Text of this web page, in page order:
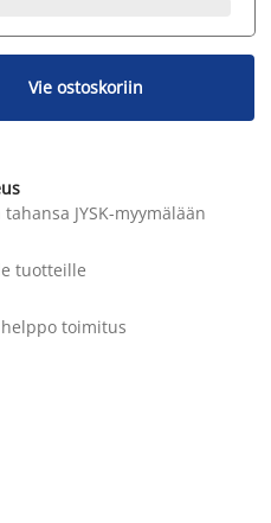
Vie ostoskoriin
JYSK-myymälään
tuotteille
toimitus